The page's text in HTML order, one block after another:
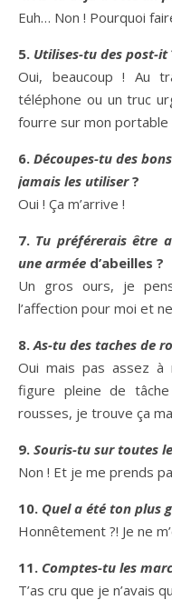
Euh… Non ! Pourquoi
5. Utilises-tu des post-it
Oui, beaucoup ! Au
téléphone ou un truc
fourre sur mon
6. Découpes-tu des
jamais les utiliser?
Oui ! Ça m’arrive !
7. Tu préférerais être
une armée d’abeilles ?
Un gros ours, je
l’affection pour moi et
8.As-tu des taches de
Oui mais pas assez à
figure pleine de
rousses, je trouve ça
9. Souris-tu sur toutes
Non ! Et je me prends
10. Quel a été ton plus
Honnêtement ?! Je ne
11. Comptes-tu les
T’as cru que je n’avais